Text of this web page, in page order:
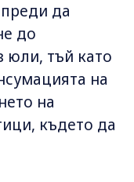
да
до
юли, тъй като
на
на
където да